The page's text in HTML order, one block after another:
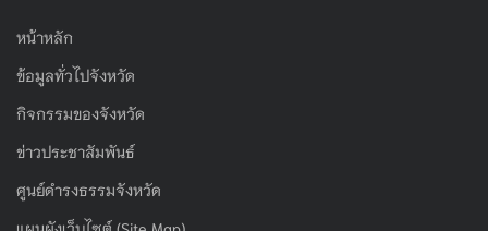
หน้าหลัก
ข้อมูลทั่วไปจังหวัด
กิจกรรมของจังหวัด
ข่าวประชาสัมพันธ์
ศูนย์ดำรงธรรมจังหวัด